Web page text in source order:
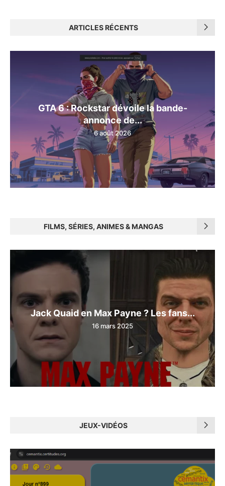
ARTICLES RÉCENTS
GTA 6 : Rockstar dévoile la bande-
annonce de...
6 août 2026
FILMS, SÉRIES, ANIMES & MANGAS
Jack Quaid en Max Payne ? Les fans...
16 mars 2025
JEUX-VIDÉOS